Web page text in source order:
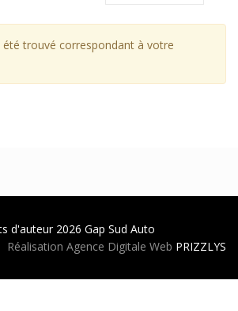
trouvé correspondant à votre
d'auteur 2026 Gap Sud Auto
Réalisation Agence Digitale Web PRIZZLYS